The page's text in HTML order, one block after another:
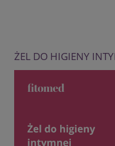
ŻEL DO HIGIENY